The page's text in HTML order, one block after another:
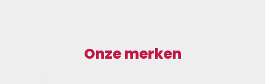
Onze merken